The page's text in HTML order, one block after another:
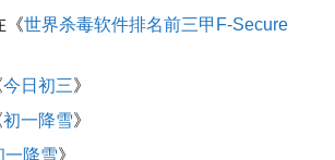
《世界杀毒软件排名前三甲F-Secure
今日初三》
初一降雪》
一降雪》